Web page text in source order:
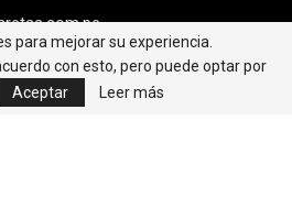
para mejorar su experiencia.
con esto, pero puede optar por
Aceptar Leer más